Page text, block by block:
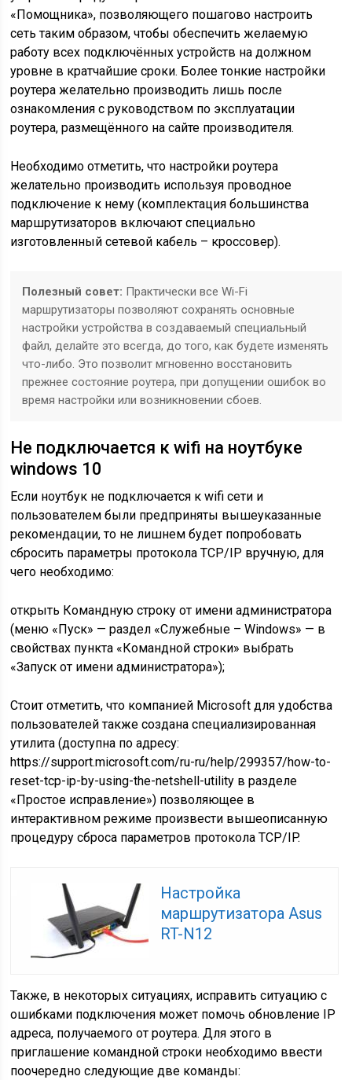
«Помощника», позволяющего пошагово настроить
сеть таким образом, чтобы обеспечить желаемую
работу всех подключённых устройств на должном
уровне в кратчайшие сроки. Более тонкие настройки
роутера желательно производить лишь после
ознакомления с руководством по эксплуатации
роутера, размещённого на сайте производителя.
Необходимо отметить, что настройки роутера
желательно производить используя проводное
подключение к нему (комплектация большинства
маршрутизаторов включают специально
изготовленный сетевой кабель – кроссовер).
Полезный совет: Практически все Wi-Fi
маршрутизаторы позволяют сохранять основные
настройки устройства в создаваемый специальный
файл, делайте это всегда, до того, как будете изменять
что-либо. Это позволит мгновенно восстановить
прежнее состояние роутера, при допущении ошибок во
время настройки или возникновении сбоев.
Не подключается к wifi на ноутбуке
windows 10
Если ноутбук не подключается к wifi сети и
пользователем были предприняты вышеуказанные
рекомендации, то не лишнем будет попробовать
сбросить параметры протокола TCP/IP вручную, для
чего необходимо:
открыть Командную строку от имени администратора
(меню «Пуск» — раздел «Служебные – Windows» — в
свойствах пункта «Командной строки» выбрать
«Запуск от имени администратора»);
Стоит отметить, что компанией Microsoft для удобства
пользователей также создана специализированная
утилита (доступна по адресу:
https://support.microsoft.com/ru-ru/help/299357/how-to-
reset-tcp-ip-by-using-the-netshell-utility в разделе
«Простое исправление») позволяющее в
интерактивном режиме произвести вышеописанную
процедуру сброса параметров протокола TCP/IP.
Настройка
маршрутизатора Asus
RT-N12
Также, в некоторых ситуациях, исправить ситуацию с
ошибками подключения может помочь обновление IP
адреса, получаемого от роутера. Для этого в
приглашение командной строки необходимо ввести
поочередно следующие две команды: